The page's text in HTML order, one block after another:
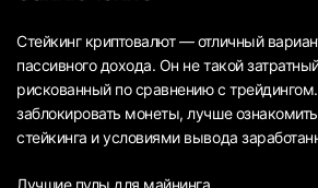
Стейкинг криптовалют — отличный
пассивного дохода. Он не такой
рискованный по сравнению с
заблокировать монеты, лучше
стейкинга и условиями вывода
Лучшие пулы для майнинга